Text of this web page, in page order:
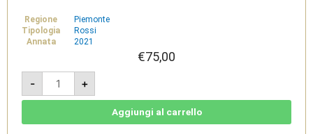
Regione
Piemonte
Tipologia
Rossi
Annata
2021
€75,00
-
Barolo
Mariondino
2021
-
+
Aggiungi al carrello